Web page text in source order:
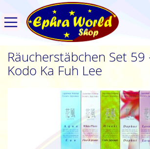
Räucherstäbchen Set
Kodo Ka Fuh Lee